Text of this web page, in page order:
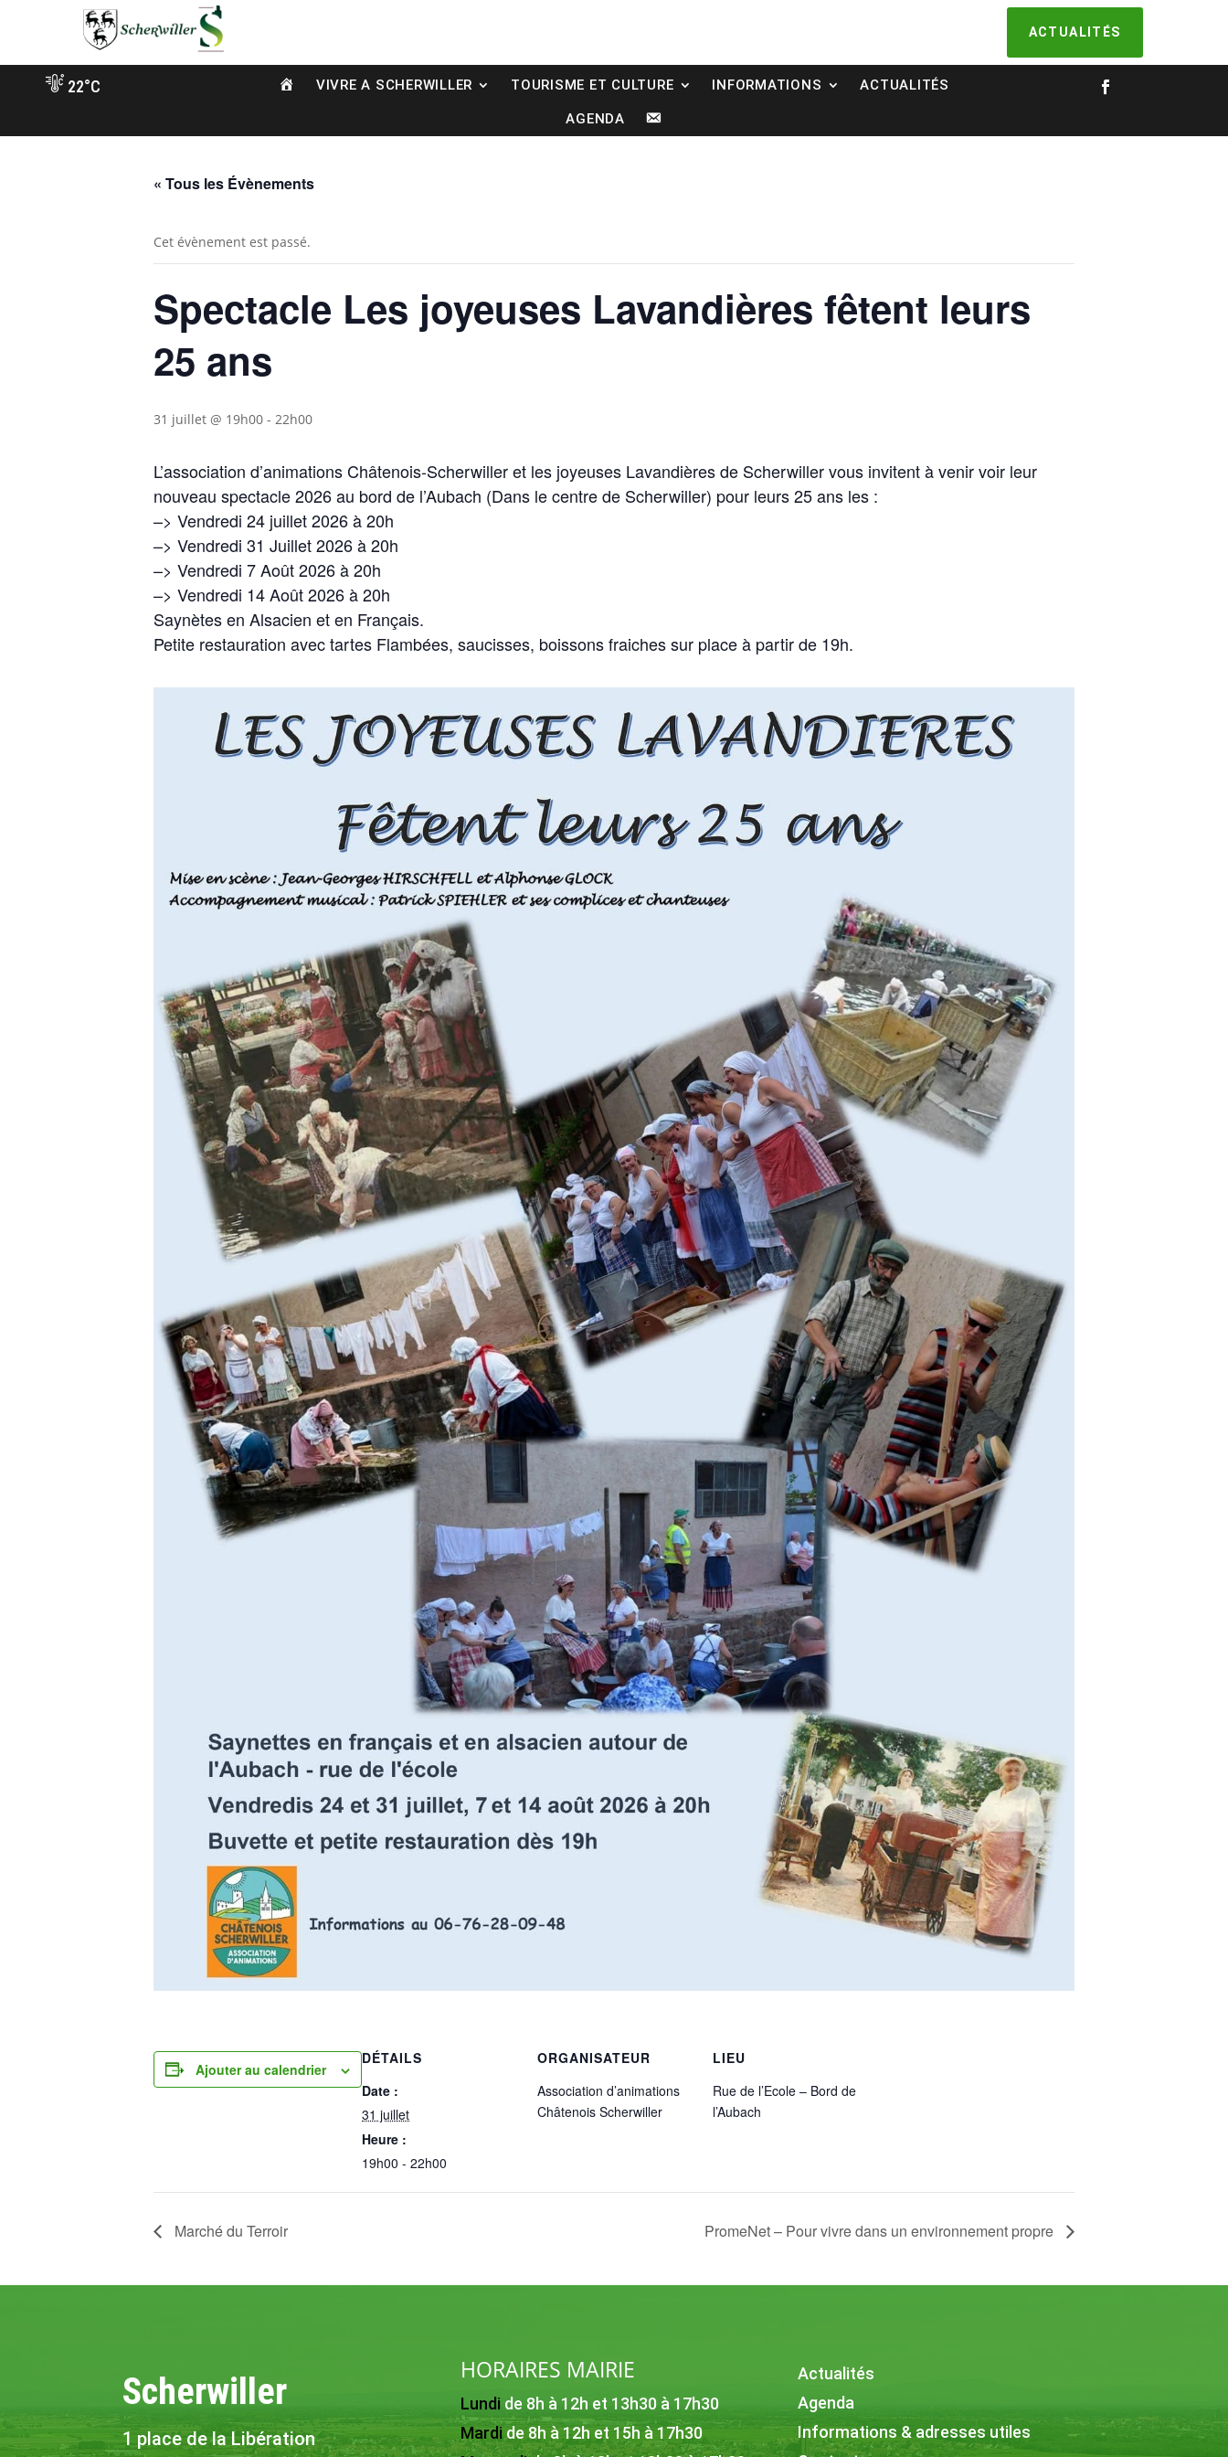
ACTUALITÉS
22°C
U
I
VIVRE A SCHERWILLER TOURISME ET CULTURE INFORMATIONS ACTUALITÉS
AGENDA
O
« Tous les Évènements
Cet évènement est passé.
Spectacle Les joyeuses Lavandières fêtent leurs
25 ans
31 juillet @ 19h00 - 22h00
L’association d’animations Châtenois-Scherwiller et les joyeuses Lavandières de Scherwiller vous invitent à venir voir leur
nouveau spectacle 2026 au bord de l’Aubach (Dans le centre de Scherwiller) pour leurs 25 ans les :
–> Vendredi 24 juillet 2026 à 20h
–> Vendredi 31 Juillet 2026 à 20h
–> Vendredi 7 Août 2026 à 20h
–> Vendredi 14 Août 2026 à 20h
Saynètes en Alsacien et en Français.
Petite restauration avec tartes Flambées, saucisses, boissons fraiches sur place à partir de 19h.
Ajouter au calendrier
DÉTAILS
Date :
31 juillet
Heure :
19h00 - 22h00
ORGANISATEUR
Association d’animations
Châtenois Scherwiller
LIEU
Rue de l’Ecole – Bord de
l’Aubach
Marché du Terroir PromeNet – Pour vivre dans un environnement propre
Scherwiller
1 place de la Libération
HORAIRES MAIRIE
Lundi de 8h à 12h et 13h30 à 17h30
Mardide 8h à 12h et 15h à 17h30
Actualités
Agenda
Informations & adresses utiles